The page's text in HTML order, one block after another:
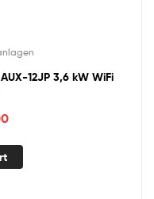
12JP 3,6 kW WiFi